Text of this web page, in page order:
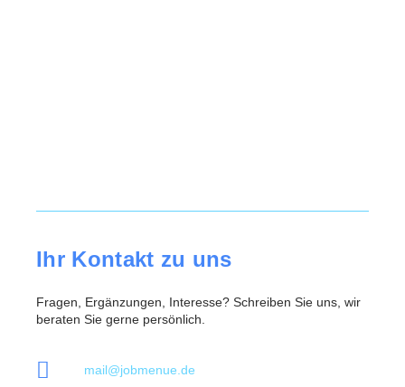
Ihr Kontakt zu uns
Fragen, Ergänzungen, Interesse? Schreiben Sie uns, wir
beraten Sie gerne persönlich.
mail@jobmenue.de